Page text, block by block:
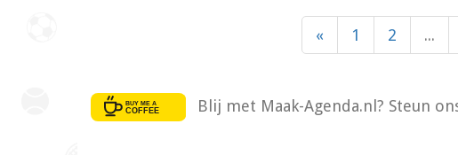
« 1 2 ...
Blij met Maak-Agenda.nl? Steun